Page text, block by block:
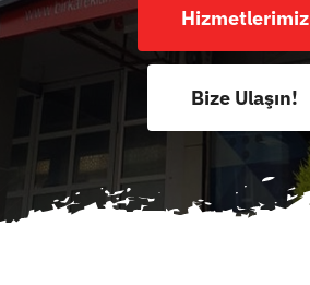
Hizmetlerimiz
Bize Ulaşın!